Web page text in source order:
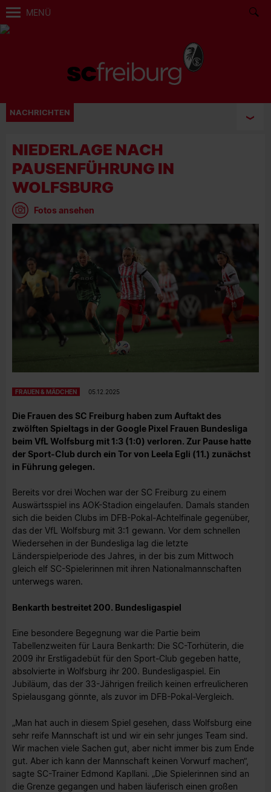
MENÜ
NACHRICHTEN
NIEDERLAGE NACH
PAUSENFÜHRUNG IN
WOLFSBURG
Fotos ansehen
FRAUEN & MÄDCHEN 05.12.2025
Die Frauen des SC Freiburg haben zum Auftakt des
zwölften Spieltags in der Google Pixel Frauen Bundesliga
beim VfL Wolfsburg mit 1:3 (1:0) verloren. Zur Pause hatte
der Sport-Club durch ein Tor von Leela Egli (11.) zunächst
in Führung gelegen.
Bereits vor drei Wochen war der SC Freiburg zu einem
Auswärtsspiel ins AOK-Stadion eingelaufen. Damals standen
sich die beiden Clubs im DFB-Pokal-Achtelfinale gegenüber,
das der VfL Wolfsburg mit 3:1 gewann. Vor dem schnellen
Wiedersehen in der Bundesliga lag die letzte
Länderspielperiode des Jahres, in der bis zum Mittwoch
gleich elf SC-Spielerinnen mit ihren Nationalmannschaften
unterwegs waren.
Benkarth bestreitet 200. Bundesligaspiel
Eine besondere Begegnung war die Partie beim
Tabellenzweiten für Laura Benkarth: Die SC-Torhüterin, die
2009 ihr Erstligadebüt für den Sport-Club gegeben hatte,
absolvierte in Wolfsburg ihr 200. Bundesligaspiel. Ein
Jubiläum, das der 33-Jährigen freilich keinen erfreulicheren
Spielausgang gönnte, als zuvor im DFB-Pokal-Vergleich.
„Man hat auch in diesem Spiel gesehen, dass Wolfsburg eine
sehr reife Mannschaft ist und wir ein sehr junges Team sind.
Wir machen viele Sachen gut, aber nicht immer bis zum Ende
gut. Aber ich kann der Mannschaft keinen Vorwurf machen“,
sagte SC-Trainer Edmond Kapllani. „Die Spielerinnen sind an
die Grenze gegangen und haben läuferisch einen großen